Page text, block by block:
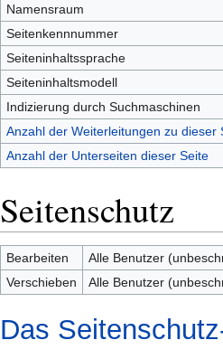
Namensraum
Seitenkennnummer
Seiteninhaltssprache
Seiteninhaltsmodell
Indizierung durch Suchmaschinen
Anzahl der Weiterleitungen zu dieser
Anzahl der Unterseiten dieser Seite
Seitenschutz
Bearbeiten
Alle Benutzer
Verschieben
Alle Benutzer
Das